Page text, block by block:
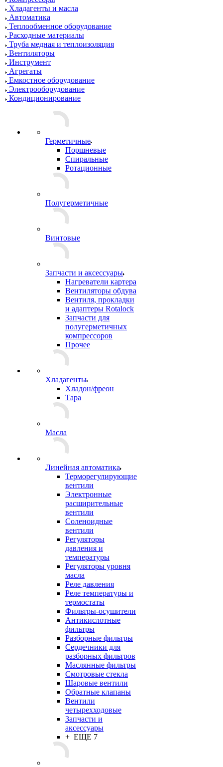
Хладагенты и масла
Автоматика
Теплообменное оборудование
Расходные материалы
Труба медная и теплоизоляция
Вентиляторы
Инструмент
Агрегаты
Емкостное оборудование
Электрооборудование
Кондиционирование
Герметичные
Поршневые
Спиральные
Ротационные
Полугерметичные
Винтовые
Запчасти и аксессуары
Нагреватели картера
Вентиляторы обдува
Вентиля, прокладки
и адаптеры Rotalock
Запчасти для
полугерметичных
компрессоров
Прочее
Хладагенты
Хладон/фреон
Тара
Масла
Линейная автоматика
Терморегулирующие
вентили
Электронные
расширительные
вентили
Соленоидные
вентили
Регуляторы
давления и
температуры
Регуляторы уровня
масла
Реле давления
Реле температуры и
термостаты
Фильтры-осушители
Антикислотные
фильтры
Разборные фильтры
Сердечники для
разборных фильтров
Маслянные фильтры
Смотровые стекла
Шаровые вентили
Обратные клапаны
Вентили
четырехходовые
Запчасти и
аксессуары
+ ЕЩЕ 7